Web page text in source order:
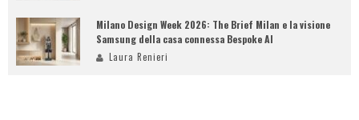
Milano Design Week 2026: The Brief Milan e la visione
Samsung della casa connessa Bespoke AI
Laura Renieri